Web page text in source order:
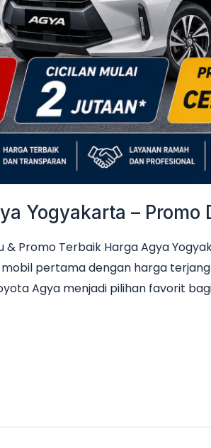
Yogyakarta –
Promo Terbaik Harga Agya
pertama dengan harga
Agya menjadi pilihan favorit